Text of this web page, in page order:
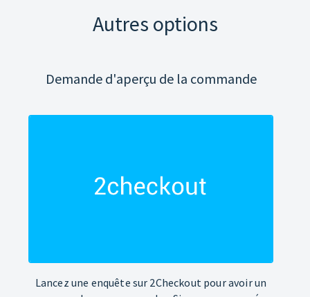
Autres options
Demande d'aperçu de la commande
Lancez une enquête sur 2Checkout pour avoir un